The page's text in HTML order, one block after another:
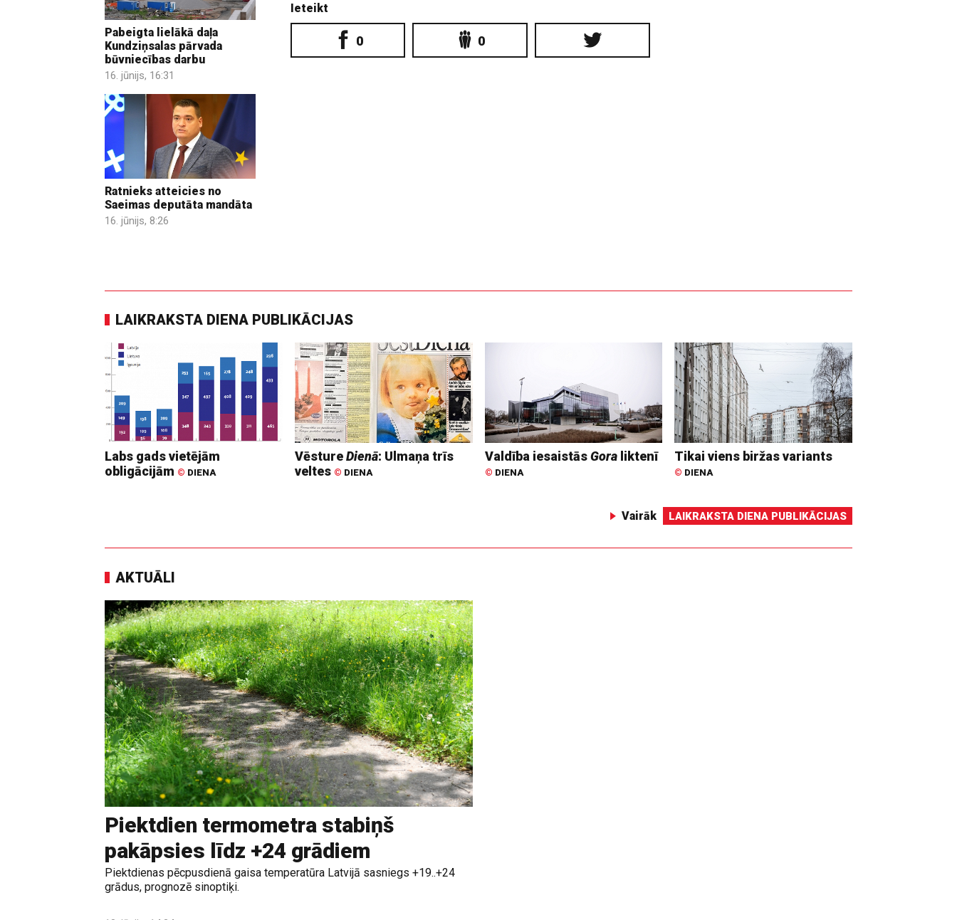
Pabeigta lielākā daļa
Kundziņsalas pārvada
būvniecības darbu
16. jūnijs, 16:31
Ratnieks atteicies no
Saeimas deputāta mandāta
16. jūnijs, 8:26
Ieteikt
0 0
LAIKRAKSTA DIENA PUBLIKĀCIJAS
Labs gads vietējām
obligācijām © DIENA
VēstureDienā: Ulmaņa trīs
veltes © DIENA
Valdība iesaistāsGoraliktenī
© DIENA
Tikai viens biržas variants
© DIENA
Vairāk LAIKRAKSTA DIENA PUBLIKĀCIJAS
AKTUĀLI
Piektdien termometra stabiņš
pakāpsies līdz +24 grādiem
Piektdienas pēcpusdienā gaisa temperatūra Latvijā sasniegs +19..+24
grādus, prognozē sinoptiķi.